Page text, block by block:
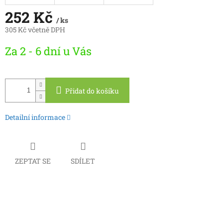
252 Kč / ks
305 Kč včetně DPH
cena:
Za 2 - 6 dní u Vás
Přidat do košíku
Detailní informace
ZEPTAT SE SDÍLET